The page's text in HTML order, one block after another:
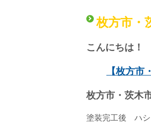
枚方市・
こんにちは！
【枚方
枚方市・茨木
塗装完工後 ハシ